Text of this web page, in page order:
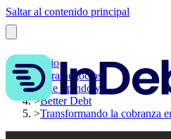
Saltar al contenido principal
Inicio
>Para negocios
>The Spindown
>Better Debt
>Transformando la cobranza